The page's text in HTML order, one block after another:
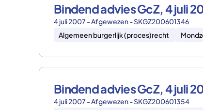
Bindend advies GcZ, 4 juli
4 juli 2007 - Afgewezen - SKGZ200601346
Algemeen burgerlijk (proces)recht
Bindend advies GcZ, 4 juli
4 juli 2007 - Afgewezen - SKGZ200601354